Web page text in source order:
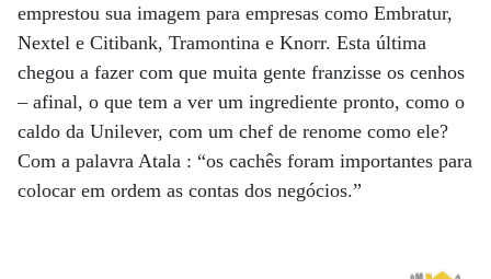
emprestou sua imagem para empresas como Embratur,
Nextel e Citibank, Tramontina e Knorr. Esta última
chegou a fazer com que muita gente franzisse os cenhos
– afinal, o que tem a ver um ingrediente pronto, como o
caldo da Unilever, com um chef de renome como ele?
Com a palavra Atala : “os cachês foram importantes para
colocar em ordem as contas dos negócios.”